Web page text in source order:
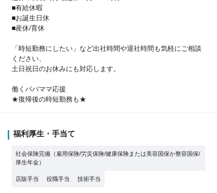
■有給休暇
■お誕生日休
■産休/育休
「時短勤務にしたい」など出社時間や退社時間も気軽にご相談
ください、
土日祝日のお休みにも対応します。
働くパパママ応援
★復帰後の時短勤務も★
福利厚生・手当て
社会保険完備（雇用保険/労災保険/健康保険または美容国保か整容国保/
厚生年金）
店販手当 役職手当 技術手当